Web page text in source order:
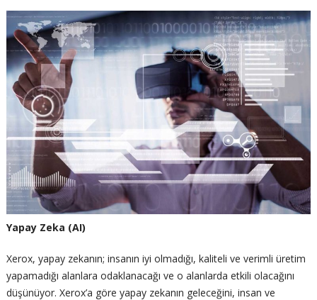
Yapay Zeka (AI)
Xerox, yapay zekanın; insanın iyi olmadığı, kaliteli ve verimli üretim
yapamadığı alanlara odaklanacağı ve o alanlarda etkili olacağını
düşünüyor. Xerox’a göre yapay zekanın geleceğini, insan ve